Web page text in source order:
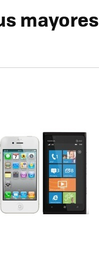
mayores